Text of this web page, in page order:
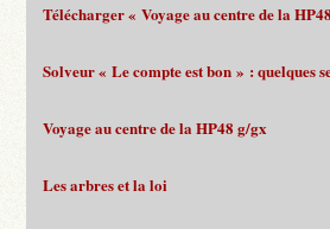
Télécharger « Voyage au centre de la
Solveur « Le compte est bon » : quelques
Voyage au centre de la HP48 g/gx
Les arbres et la loi